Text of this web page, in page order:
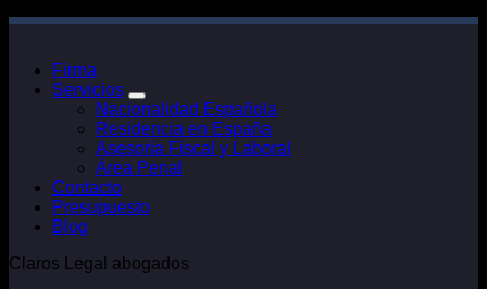
Firma
Servicios
Nacionalidad Española
Residencia en España
Asesoría Fiscal y Laboral
Área Penal
Contacto
Presupuesto
Blog
Claros Legal abogados